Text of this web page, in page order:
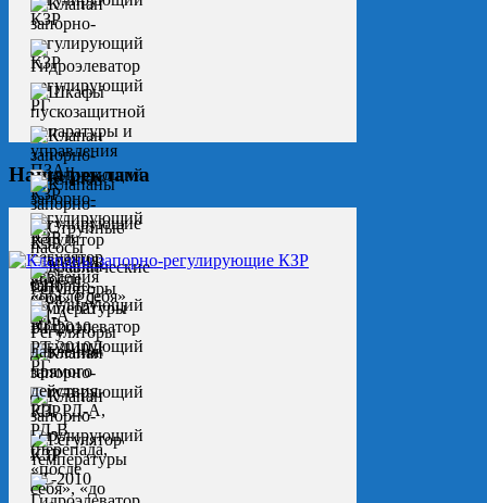
Наша реклама